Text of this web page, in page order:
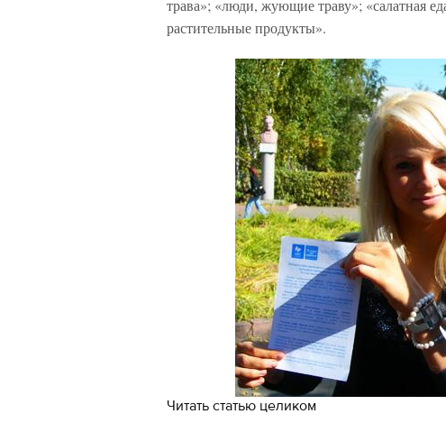
трава»; «люди, жующие траву»; «салатная
растительные продукты».
Читать статью целиком